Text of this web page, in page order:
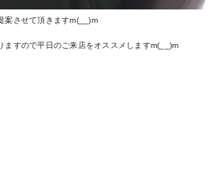
案させて頂きますm(__)m
ますので平日のご来店をオススメしますm(__)m